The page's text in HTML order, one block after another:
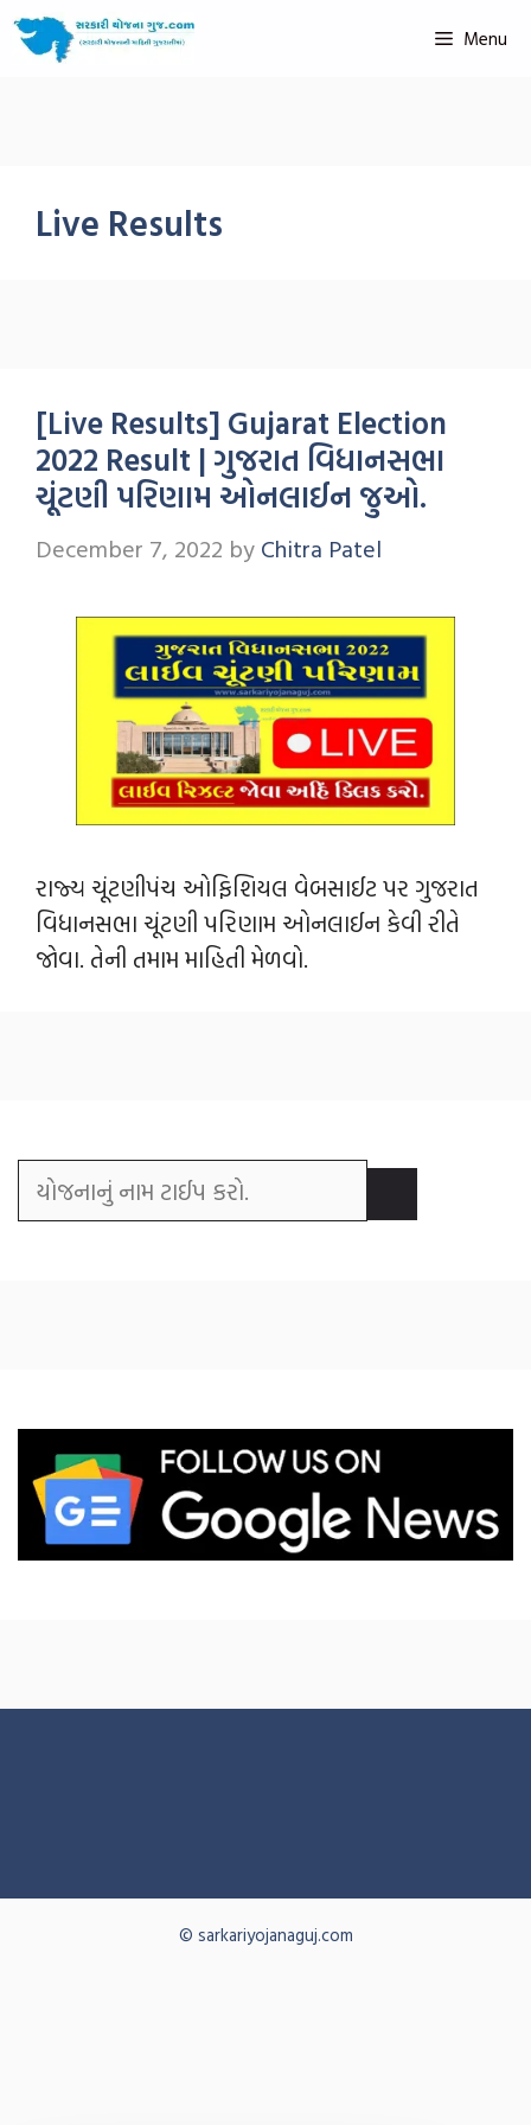
Menu
Live Results
[Live Results] Gujarat Election
2022 Result | ગુજરાત વિધાનસભા
ચૂંટણી પરિણામ ઓનલાઈન જુઓ.
December 7, 2022 by Chitra Patel
રાજ્ય ચૂંટણીપંચ ઓફિશિયલ વેબસાઈટ પર ગુજરાત
વિધાનસભા ચૂંટણી પરિણામ ઓનલાઈન કેવી રીતે
જોવા. તેની તમામ માહિતી મેળવો.
© sarkariyojanaguj.com